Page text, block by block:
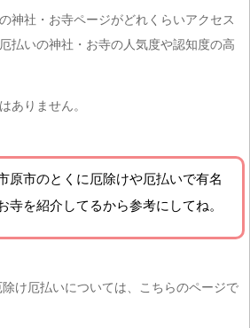
神社・お寺ページがどれくらいアクセス
払いの神社・お寺の人気度や認知度の高
ありません。
原市のとくに厄除けや厄払いで有名
寺を紹介 してるから参考にしてね。
け厄払いについては、こちらのページで